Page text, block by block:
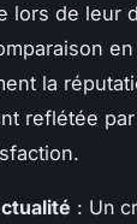
lors de leur
la
reflétée
: Un